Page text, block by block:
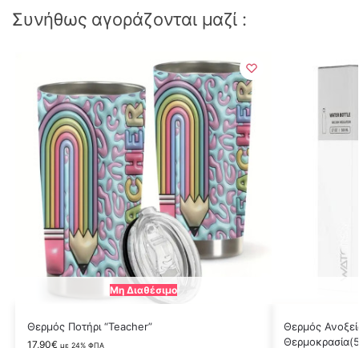
Συνήθως αγοράζονται μαζί :
Μη Διαθέσιμο
Θερμός Ποτήρι “Teacher”
17,90€ με 24% ΦΠΑ
Θερμός